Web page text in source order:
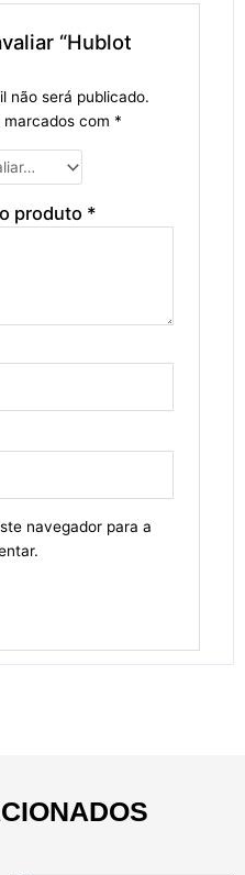
“Hublot
não será publicado.
com *
produto *
navegador para a